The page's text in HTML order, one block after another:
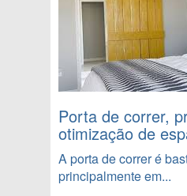
Porta de correr,
otimização de
A porta de correr é
principalmente em...